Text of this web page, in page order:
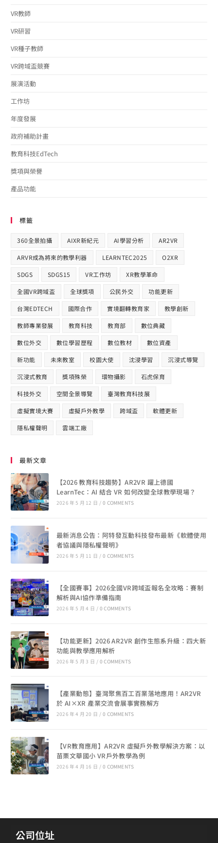
VR教師
VR研習
VR種子教師
VR跨域盃競賽
展演活動
工作坊
年度發展
政府補助計畫
教育科技EdTech
獎項與榮譽
產品功能
標籤
360全景拍攝 AIXR新紀元 AI學習分析 AR2VR
ARVR成為將來的教學利器 LEARNTEC2025 O2XR
SDGS SDGS15 VR工作坊 XR教學革命
全國VR跨域盃 全球獎項 公民外交 功能更新
台灣EDTECH 國際合作​ 實境翻轉教育家 教學創新
教師專業發展 教育科技 教育部 數位典藏
數位外交 數位學習歷程 數位教材 數位資產
新功能 未來教室 校園大使 沈浸學習 沉浸式導覽
沉浸式教育 獎項殊榮 環物攝影 石虎保育
科技外交 空間全景導覽 臺灣教育科技展
虛擬實境大賽 虛擬戶外教學 跨域盃 軟體更新
隱私權聲明 雲端工廠
最新文章
【2026 教育科技趨勢】AR2VR 躍上德國
LearnTec：AI 結合 VR 如何改變全球教學現場？
2026 年 5 月 12 日 / 0 COMMENTS
最新消息公告：阿特發互動科技發布最新《軟體使用
者協議與隱私權聲明》
2026 年 5 月 11 日 / 0 COMMENTS
【全國賽事】2026全國VR跨域盃報名全攻略：賽制
解析與AI協作準備指南
2026 年 5 月 4 日 / 0 COMMENTS
【功能更新】2026 AR2VR 創作生態系升級：四大新
功能與教學應用解析
2026 年 5 月 3 日 / 0 COMMENTS
【產業動態】臺灣聚焦百工百業落地應用！AR2VR
於 AI×XR 產業交流會展事實務解方
2026 年 4 月 20 日 / 0 COMMENTS
【VR教育應用】AR2VR 虛擬戶外教學解決方案：以
苗栗文華國小 VR戶外教學為例
2026 年 4 月 16 日 / 0 COMMENTS
公司位址